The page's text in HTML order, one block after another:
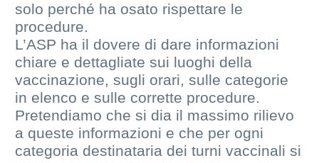
solo perché ha osato rispettare le
procedure.
L’ASP ha il dovere di dare informazioni
chiare e dettagliate sui luoghi della
vaccinazione, sugli orari, sulle categorie
in elenco e sulle corrette procedure.
Pretendiamo che si dia il massimo rilievo
a queste informazioni e che per ogni
categoria destinataria dei turni vaccinali si